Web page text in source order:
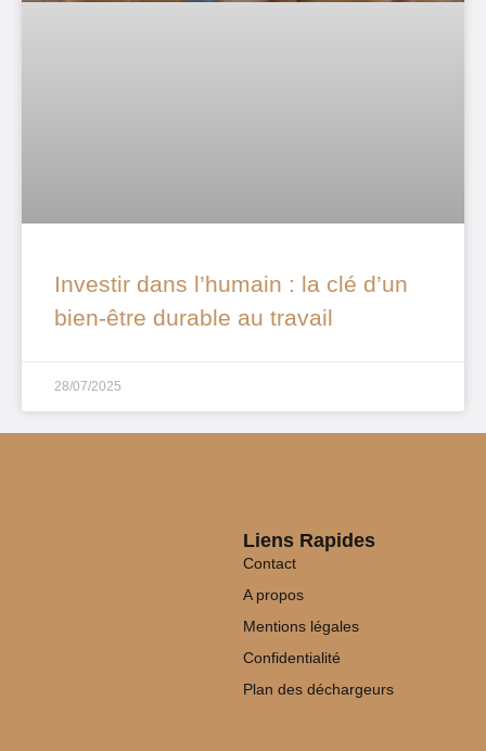
Investir dans l’humain : la clé d’un
bien-être durable au travail
28/07/2025
Liens Rapides
Contact
A propos
Mentions légales
Confidentialité
Plan des déchargeurs